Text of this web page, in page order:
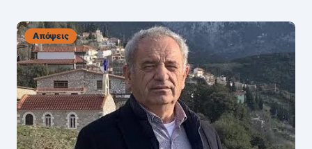
Απόψεις